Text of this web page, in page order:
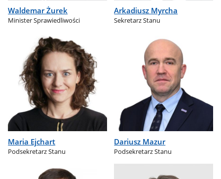
Waldemar Żurek
Minister Sprawiedliwości
Arkadiusz Myrcha
Sekretarz Stanu
Maria Ejchart
Podsekretarz Stanu
Dariusz Mazur
Podsekretarz Stanu